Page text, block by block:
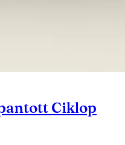
Ciklop